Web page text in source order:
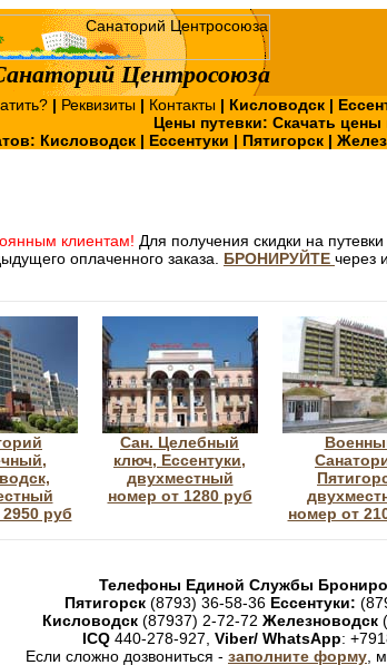
Центросоюза
| Реквизиты | Контакты | Кисловодск|
Цены путевки: Скачать цены
Кисловодск | Ессентуки | Пятигорск |
клиентам! Для получения скидки на
оплаченного заказа. БРОНИРУЙТЕ через
руб
Сан. Целебный
ключ, Ессентуки,
двухместный
номер от 1280 руб
номер от
Телефоны Единой Службы
Пятигорск(8793) 36-58-36 Ессентуки:
Кисловодск(87937) 2-72-72 Железноводск
ICQ 440-278-927, Viber/ WhatsApp:
Если сложно дозвониться - заполните форму ,